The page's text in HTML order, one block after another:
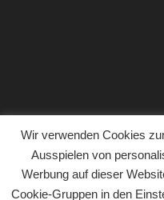
Copyright © 2018. Der
Wir verwenden Cookies
Ausspielen von
Werbung auf dieser
Cookie-Gruppen in den